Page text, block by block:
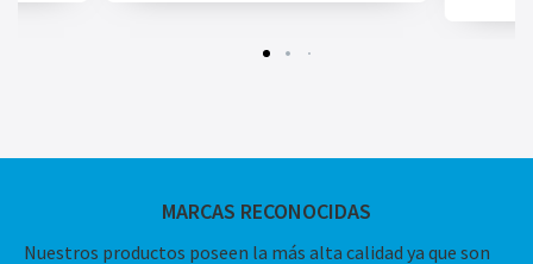
MARCAS RECONOCIDAS
Nuestros productos poseen la más alta calidad ya que son